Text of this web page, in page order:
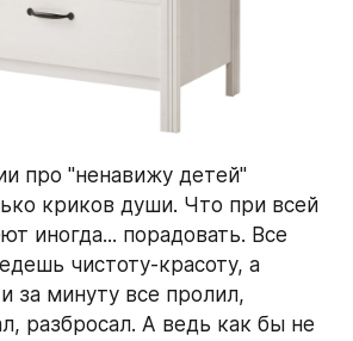
про "ненавижу детей"
криков души. Что при всей
иногда... порадовать. Все
чистоту-красоту, а
за минуту все пролил,
разбросал. А ведь как бы не